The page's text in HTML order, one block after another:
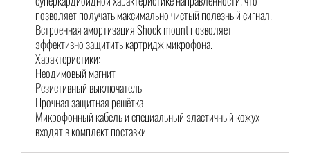
позволяет получать максимально чистый полезный сигнал.
Встроенная амортизация Shock mount позволяет
эффективно защитить картридж микрофона.
Характеристики:
Неодимовый магнит
Резистивный выключатель
Прочная защитная решётка
Микрофонный кабель и специальный эластичный кожух
входят в комплект поставки